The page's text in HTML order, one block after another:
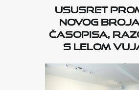
Ususret
novog broja
časopisa,
s Lelom